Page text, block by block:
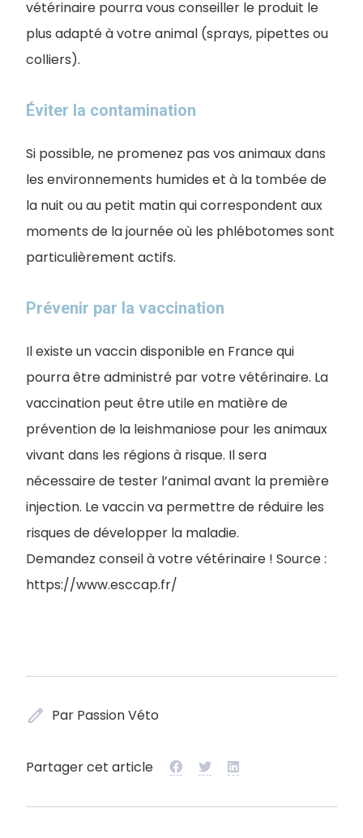
vétérinaire pourra vous conseiller le produit le
plus adapté à votre animal (sprays, pipettes ou
colliers).
Éviter la contamination
Si possible, ne promenez pas vos animaux dans
les environnements humides et à la tombée de
la nuit ou au petit matin qui correspondent aux
moments de la journée où les phlébotomes sont
particulièrement actifs.
Prévenir par la vaccination
Il existe un vaccin disponible en France qui
pourra être administré par votre vétérinaire. La
vaccination peut être utile en matière de
prévention de la leishmaniose pour les animaux
vivant dans les régions à risque. Il sera
nécessaire de tester l’animal avant la première
injection. Le vaccin va permettre de réduire les
risques de développer la maladie.
Demandez conseil à votre vétérinaire ! Source :
https://www.esccap.fr/
edit Par Passion Véto
Partager cet article